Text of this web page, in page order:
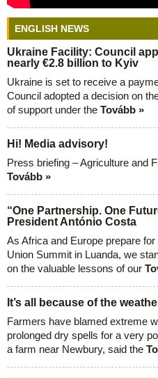
ENGLISH NEWS
Ukraine Facility: Council
nearly €2.8 billion to Kyiv
Ukraine is set to receive a
Council adopted a decision on
of support under the Tovább »
Hi! Media advisory!
Press briefing – Agriculture and
Tovább »
“One Partnership. One
President António Costa
As Africa and Europe prepare
Union Summit in Luanda, we
on the valuable lessons of our
It’s all because of the
Farmers have blamed extreme
prolonged dry spells for a very
a farm near Newbury, said the